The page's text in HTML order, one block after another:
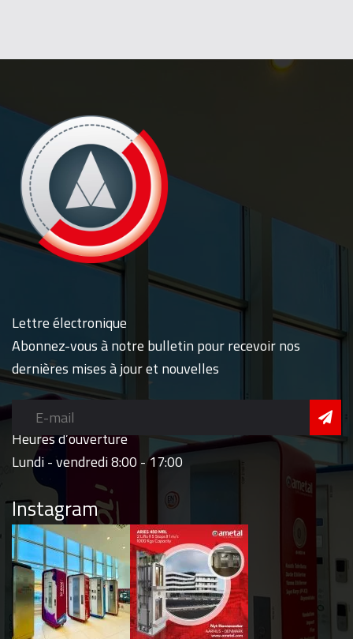
Lettre électronique
Abonnez-vous à notre bulletin pour recevoir nos
dernières mises à jour et nouvelles
Heures d’ouverture
Lundi - vendredi 8:00 - 17:00
Instagram